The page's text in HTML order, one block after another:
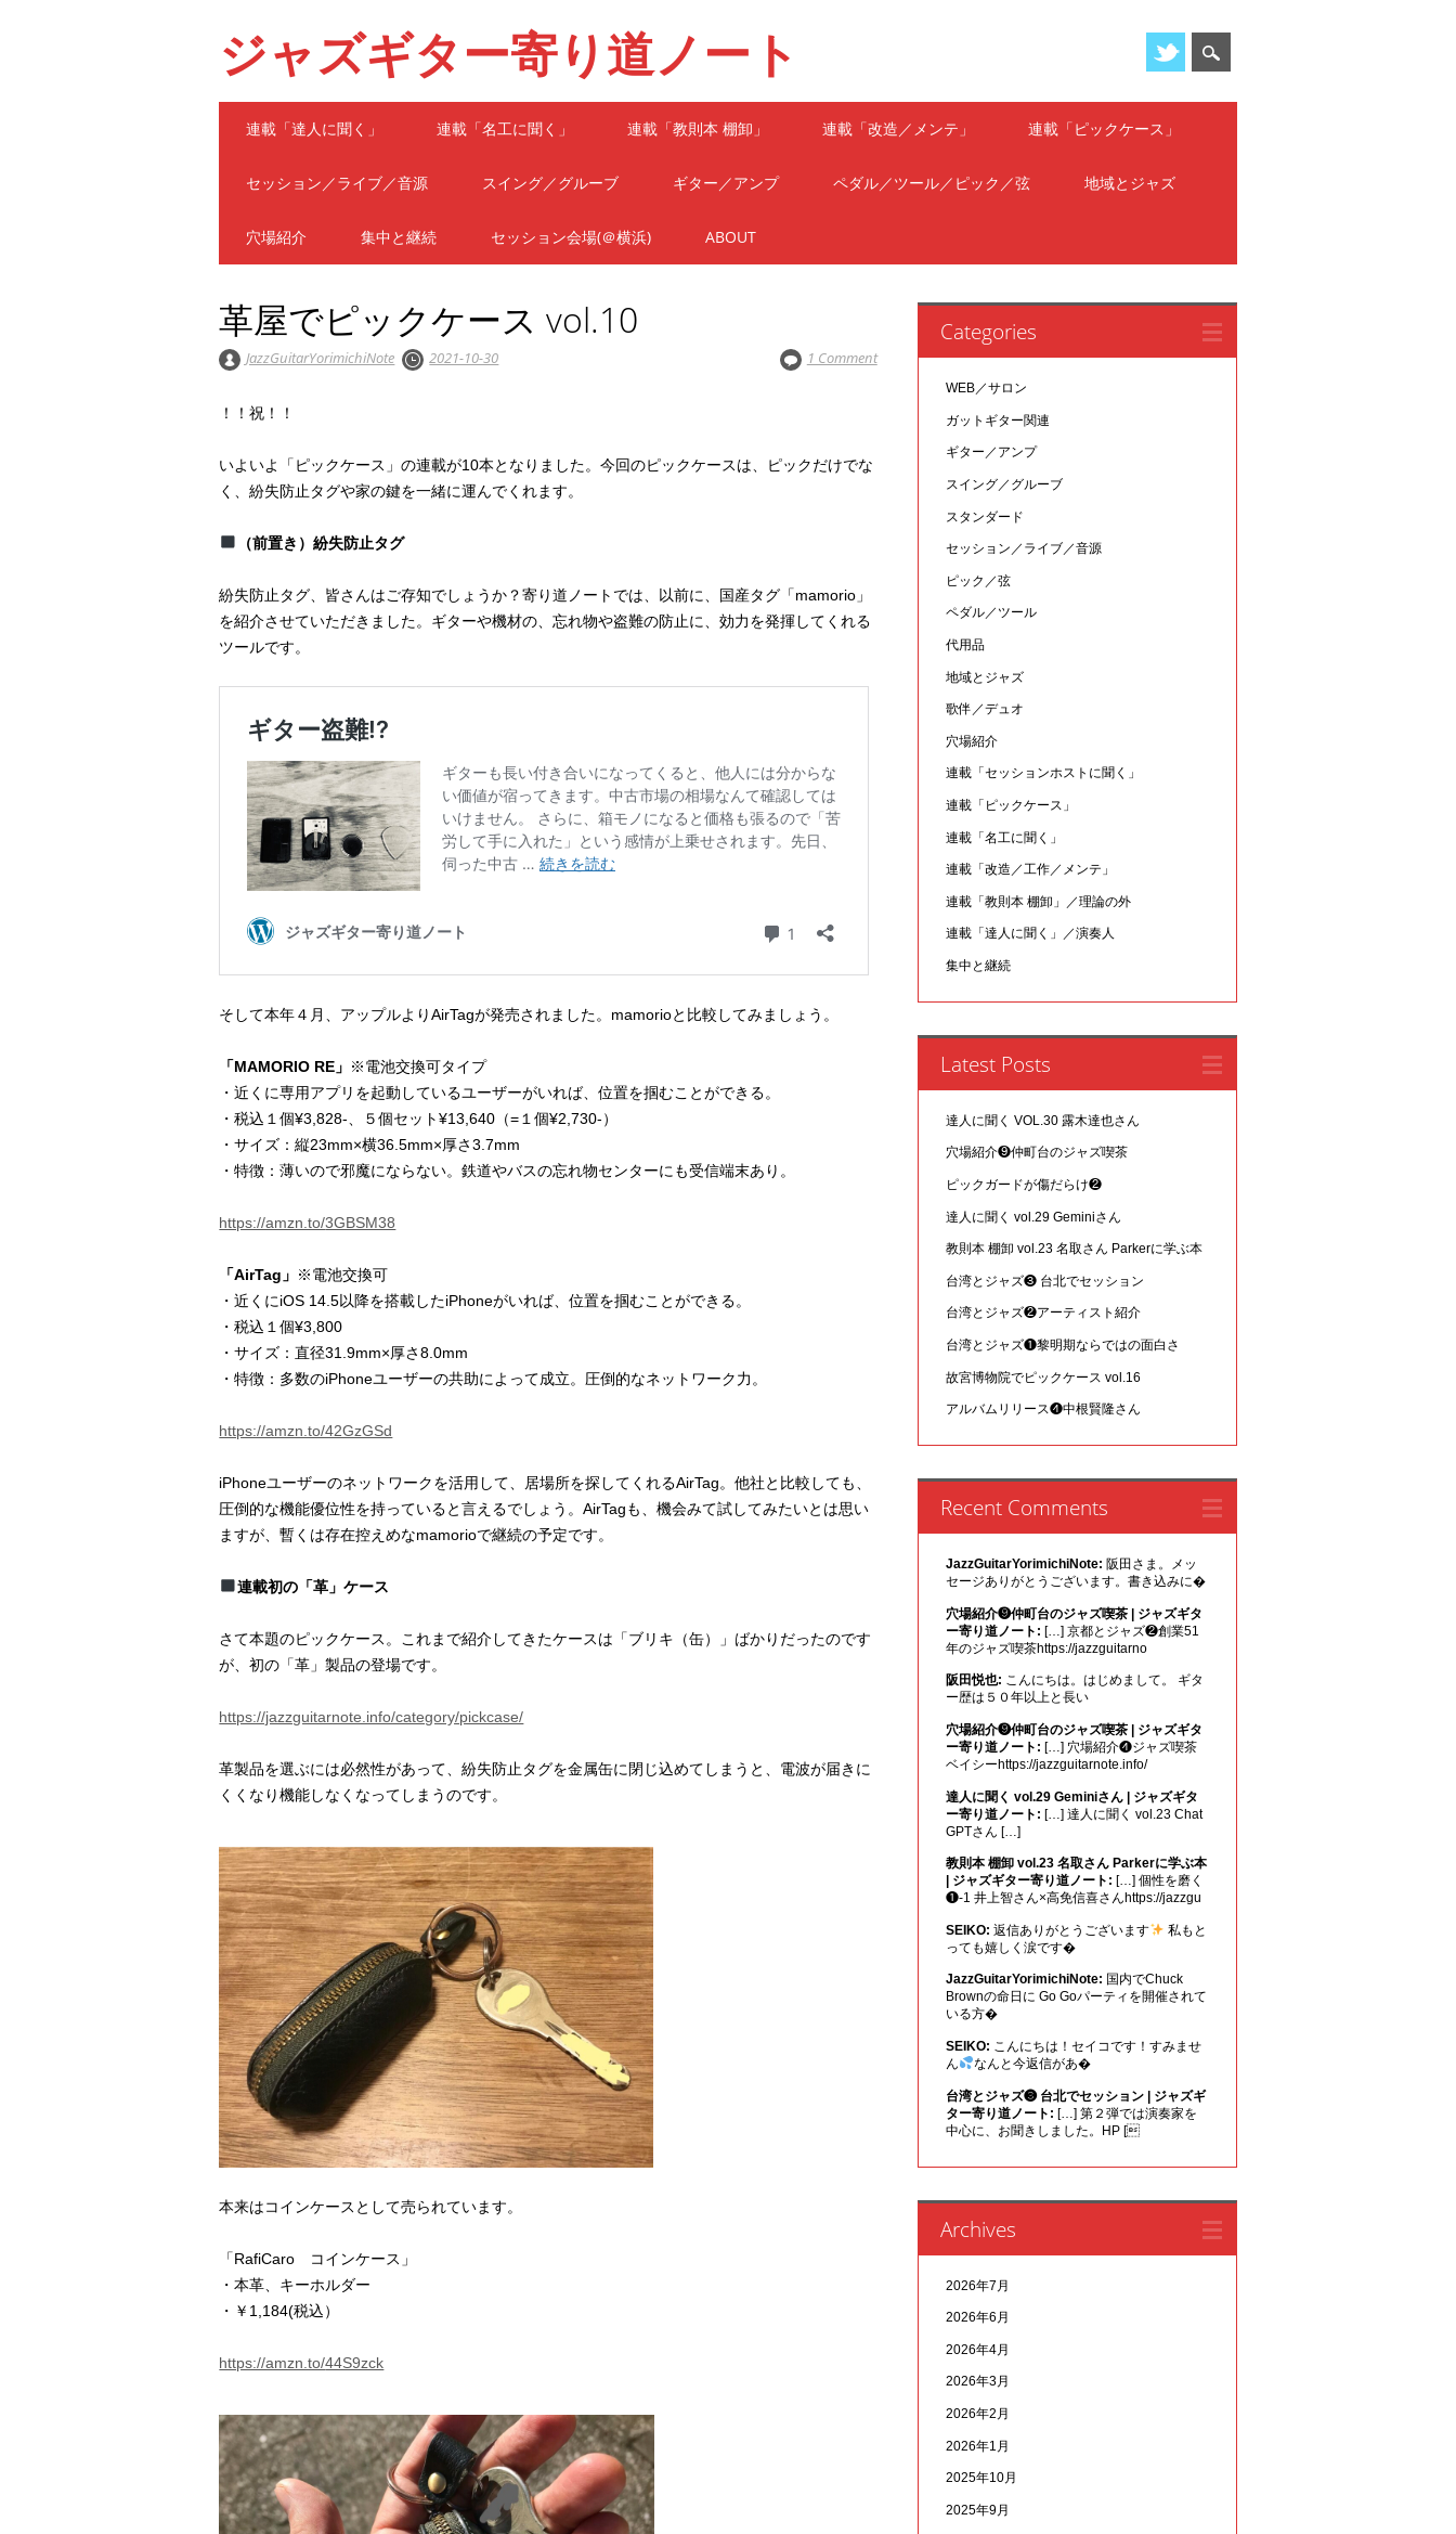
ジャズギター寄り道ノート
Main menu
連載「達人に聞く」 連載「名工に聞く」 連載「教則本 棚卸」 連載「改造／メンテ」 連載「ピックケース」
セッション／ライブ／音源 スイング／グルーブ ギター／アンプ ペダル／ツール／ピック／弦 地域とジャズ
穴場紹介 集中と継続 セッション会場(＠横浜) ABOUT
革屋でピックケース vol.10
JazzGuitarYorimichiNote 2021-10-30 1 Comment
！！祝！！
いよいよ「ピックケース」の連載が10本となりました。今回のピックケースは、ピックだけでな
く、紛失防止タグや家の鍵を一緒に運んでくれます。
（前置き）紛失防止タグ
紛失防止タグ、皆さんはご存知でしょうか？寄り道ノートでは、以前に、国産タグ「mamorio」
を紹介させていただきました。ギターや機材の、忘れ物や盗難の防止に、効力を発揮してくれる
ツールです。
そして本年４月、アップルよりAirTagが発売されました。mamorioと比較してみましょう。
「MAMORIO RE」 ※電池交換可タイプ
・近くに専用アプリを起動しているユーザーがいれば、位置を掴むことができる。
・税込１個¥3,828-、５個セット¥13,640（=１個¥2,730-）
・サイズ：縦23mm×横36.5mm×厚さ3.7mm
・特徴：薄いので邪魔にならない。鉄道やバスの忘れ物センターにも受信端末あり。
https://amzn.to/3GBSM38
「AirTag」 ※電池交換可
・近くにiOS 14.5以降を搭載したiPhoneがいれば、位置を掴むことができる。
・税込１個¥3,800
・サイズ：直径31.9mm×厚さ8.0mm
・特徴：多数のiPhoneユーザーの共助によって成立。圧倒的なネットワーク力。
https://amzn.to/42GzGSd
iPhoneユーザーのネットワークを活用して、居場所を探してくれるAirTag。他社と比較しても、
圧倒的な機能優位性を持っていると言えるでしょう。AirTagも、機会みて試してみたいとは思い
ますが、暫くは存在控えめなmamorioで継続の予定です。
連載初の「革」ケース
さて本題のピックケース。これまで紹介してきたケースは「ブリキ（缶）」ばかりだったのです
が、初の「革」製品の登場です。
https://jazzguitarnote.info/category/pickcase/
革製品を選ぶには必然性があって、紛失防止タグを金属缶に閉じ込めてしまうと、電波が届きに
くくなり機能しなくなってしまうのです。
本来はコインケースとして売られています。
「RafiCaro コインケース」
・本革、キーホルダー
・￥1,184(税込）
https://amzn.to/44S9zck
Categories
WEB／サロン
ガットギター関連
ギター／アンプ
スイング／グルーブ
スタンダード
セッション／ライブ／音源
ピック／弦
ペダル／ツール
代用品
地域とジャズ
歌伴／デュオ
穴場紹介
連載「セッションホストに聞く」
連載「ピックケース」
連載「名工に聞く」
連載「改造／工作／メンテ」
連載「教則本 棚卸」／理論の外
連載「達人に聞く」／演奏人
集中と継続
Latest Posts
達人に聞く VOL.30 露木達也さん
穴場紹介❾仲町台のジャズ喫茶
ピックガードが傷だらけ❷
達人に聞く vol.29 Geminiさん
教則本 棚卸 vol.23 名取さん Parkerに学ぶ本
台湾とジャズ❸ 台北でセッション
台湾とジャズ❷アーティスト紹介
台湾とジャズ❶黎明期ならではの面白さ
故宮博物院でピックケース vol.16
アルバムリリース❹中根賢隆さん
Recent Comments
JazzGuitarYorimichiNote: 阪田さま。メッ
セージありがとうございます。書き込みに�
穴場紹介❾仲町台のジャズ喫茶 | ジャズギタ
ー寄り道ノート: […] 京都とジャズ❷創業51
年のジャズ喫茶https://jazzguitarno
阪田悦也: こんにちは。はじめまして。 ギタ
ー歴は５０年以上と長い
穴場紹介❾仲町台のジャズ喫茶 | ジャズギタ
ー寄り道ノート: […] 穴場紹介❹ジャズ喫茶
ベイシーhttps://jazzguitarnote.info/
達人に聞く vol.29 Geminiさん | ジャズギタ
ー寄り道ノート: […] 達人に聞く vol.23 Chat
GPTさん […]
教則本 棚卸 vol.23 名取さん Parkerに学ぶ本
| ジャズギター寄り道ノート: […] 個性を磨く
❶-1 井上智さん×高免信喜さんhttps://jazzgu
SEIKO: 返信ありがとうございます
私もと
っても嬉しく涙です�
JazzGuitarYorimichiNote: 国内でChuck
Brownの命日に Go Goパーティを開催されて
いる方�
SEIKO: こんにちは！セイコです！すみませ
ん
なんと今返信があ�
台湾とジャズ❸ 台北でセッション | ジャズギ
ター寄り道ノート: […] 第２弾では演奏家を
中心に、お聞きしました。HP [
Archives
2026年7月
2026年6月
2026年4月
2026年3月
2026年2月
2026年1月
2025年10月
2025年9月